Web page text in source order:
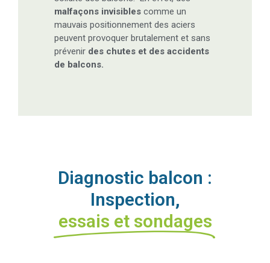
permettant d’avoir une idée sur la
solidité des balcons. En effet, des
malfaçons invisibles
comme un
mauvais positionnement des aciers
peuvent provoquer brutalement et sans
Diagnostic balcon :
Inspection,
essais et sondages